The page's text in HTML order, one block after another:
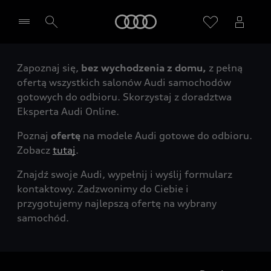
Wybierz Twojego Partnera Audi
Zapoznaj się, bez wychodzenia z domu, z pełną
ofertą wszystkich salonów Audi samochodów
gotowych do odbioru. Skorzystaj z doradztwa
Eksperta Audi Online.
Poznaj ofertę na modele Audi gotowe do odbioru.
Zobacz tutaj.
Znajdź swoje Audi, wypełnij i wyślij formularz
kontaktowy. Zadzwonimy do Ciebie i
przygotujemy najlepszą ofertę na wybrany
samochód.